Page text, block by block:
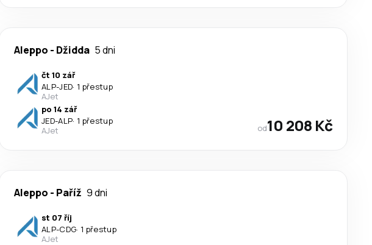
Aleppo - Džidda 5 dni
čt 10 zář
ALP-JED· 1 přestup
AJet
po 14 zář
JED-ALP· 1 přestup
AJet
od10 208 Kč
Aleppo - Paříž 9 dni
st 07 říj
ALP-CDG· 1 přestup
AJet